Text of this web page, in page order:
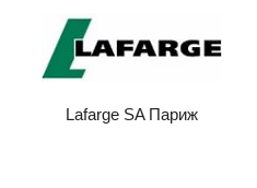
Lafarge SA Париж